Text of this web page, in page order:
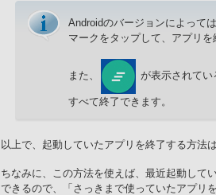
Androidのバージョンによって
マークをタップして、アプリを
また、 が表示されて
すべて終了できます。
以上で、起動していたアプリを終了する方法は
ちなみに、この方法を使えば、最近起動して
できるので、「さっきまで使っていたアプリ